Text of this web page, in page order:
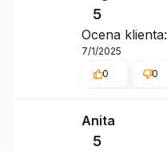
5
Ocena klienta:
7/1/2025
0
0
Anita
5